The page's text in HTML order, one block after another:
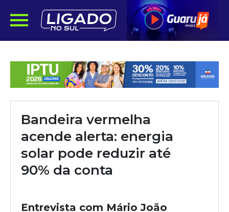
Bandeira vermelha
acende alerta: energia
solar pode reduzir até
90% da conta
Entrevista com Mário João